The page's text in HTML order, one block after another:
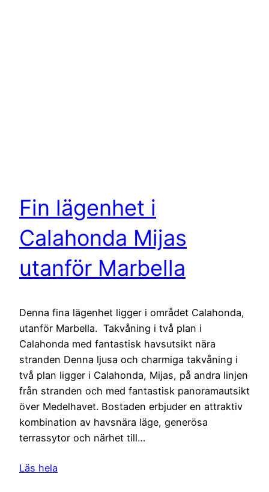
Fin lägenhet i
Calahonda Mijas
utanför Marbella
Denna fina lägenhet ligger i området Calahonda,
utanför Marbella. Takvåning i två plan i
Calahonda med fantastisk havsutsikt nära
stranden Denna ljusa och charmiga takvåning i
två plan ligger i Calahonda, Mijas, på andra linjen
från stranden och med fantastisk panoramautsikt
över Medelhavet. Bostaden erbjuder en attraktiv
kombination av havsnära läge, generösa
terrassytor och närhet till…
Läs hela